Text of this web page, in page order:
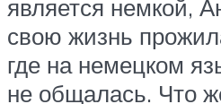
является немкой,
свою жизнь
где на немецком
не общалась. Что